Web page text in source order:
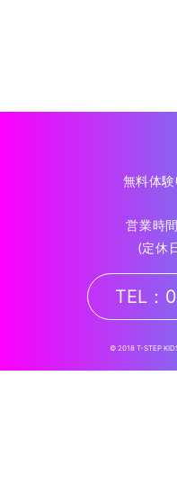
無料体験
営業時
(定休
TEL：
© 2018 T-STEP